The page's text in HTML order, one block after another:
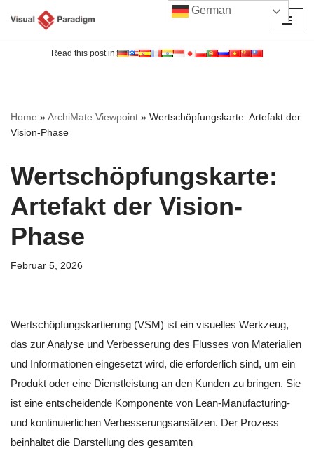
Read this post in:
Home »ArchiMate Viewpoint » Wertschöpfungskarte: Artefakt der
Vision-Phase
Wertschöpfungskarte:
Artefakt der Vision-
Phase
Februar 5, 2026
Wertschöpfungskartierung (VSM) ist ein visuelles Werkzeug,
das zur Analyse und Verbesserung des Flusses von Materialien
und Informationen eingesetzt wird, die erforderlich sind, um ein
Produkt oder eine Dienstleistung an den Kunden zu bringen. Sie
ist eine entscheidende Komponente von Lean-Manufacturing-
und kontinuierlichen Verbesserungsansätzen. Der Prozess
beinhaltet die Darstellung des gesamten
German